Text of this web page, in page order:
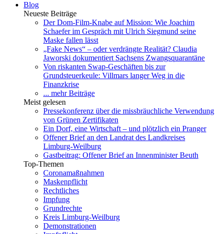
Blog
Neueste Beiträge
Der Dom-Film-Knabe auf Mission: Wie Joachim
Schaefer im Gespräch mit Ulrich Siegmund seine
Maske fallen lässt
„Fake News“ – oder verdrängte Realität? Claudia
Jaworski dokumentiert Sachsens Zwangsquarantäne
Von riskanten Swap-Geschäften bis zur
Grundsteuerkeule: Villmars langer Weg in die
Finanzkrise
... mehr Beiträge
Meist gelesen
Pressekonferenz über die missbräuchliche Verwendung
von Grünen Zertifikaten
Ein Dorf, eine Wirtschaft – und plötzlich ein Pranger
Offener Brief an den Landrat des Landkreises
Limburg-Weilburg
Gastbeitrag: Offener Brief an Innenminister Beuth
Top-Themen
Coronamaßnahmen
Maskenpflicht
Rechtliches
Impfung
Grundrechte
Kreis Limburg-Weilburg
Demonstrationen